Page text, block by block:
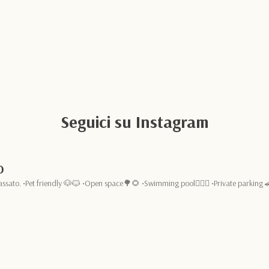
Seguici su Instagram
•Pet friendly 🐶🐱 •Open space🌳🌻 •Swimming pool🏊🏻‍♂️ •Private parking